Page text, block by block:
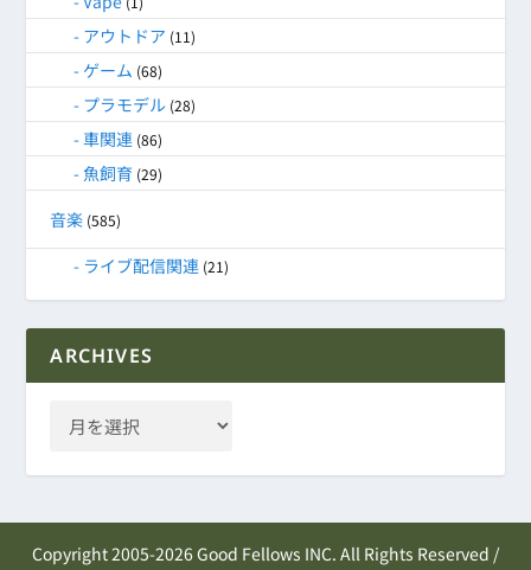
アウトドア (11)
ゲーム (68)
プラモデル (28)
車関連 (86)
魚飼育 (29)
音楽 (585)
ライブ配信関連 (21)
ARCHIVES
Copyright 2005-2026 Good Fellows INC. All Rights Reserved /